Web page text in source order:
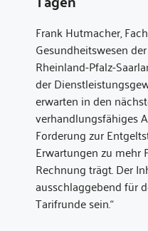
Frank Hutmacher,
Gesundheitswesen
Rheinland-Pfalz-
der
erwarten in den
verhandlungsfähiges
Forderung zur
Erwartungen zu mehr
Rechnung trägt. Der
ausschlaggebend für
Tarifrunde sein.“